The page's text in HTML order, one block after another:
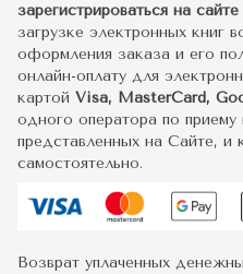
зарегистрироваться на
загрузке электронных книг
оформления заказа и его
онлайн-оплату для
картой Visa, MasterCard,
одного оператора по
представленных на Сайте, и
самостоятельно.
Возврат уплаченных